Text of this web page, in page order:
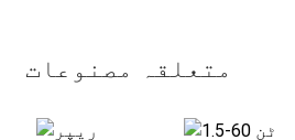
متعلقہ مصنوعات